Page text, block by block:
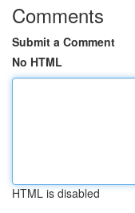
Comments
Submit a Comment
No HTML
HTML is disabled